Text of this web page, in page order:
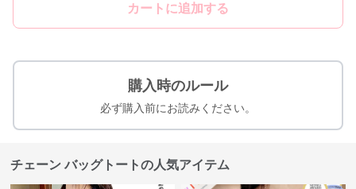
カートに追加する
購入時のルール
必ず購入前にお読みください。
チェーン バッグトートの人気アイテム